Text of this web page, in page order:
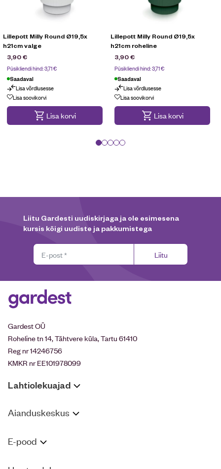
Lillepott Milly Round Ø19,5x
h21cm valge
3,90€
Püsikliendi hind:3,71€
Saadaval
Lisa võrdlusesse
Lisa soovikorvi
Lisa korvi
Lillepott Milly Round Ø19,5x
h21cm roheline
3,90€
Püsikliendi hind:3,71€
Saadaval
Lisa võrdlusesse
Lisa soovikorvi
Lisa korvi
Liitu Gardesti uudiskirjaga ja ole esimesena
kursis kõigi uudiste ja pakkumistega
Liitu
Gardest OÜ
Roheline tn 14, Tähtvere küla, Tartu 61410
Reg nr 14246756
KMKR nr EE101978099
Lahtiolekuajad
Aianduskeskus
E-pood